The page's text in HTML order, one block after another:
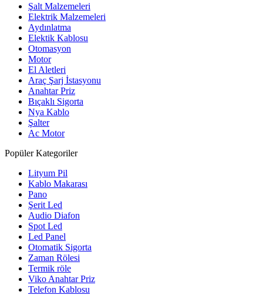
Şalt Malzemeleri
Elektrik Malzemeleri
Aydınlatma
Elektik Kablosu
Otomasyon
Motor
El Aletleri
Araç Şarj İstasyonu
Anahtar Priz
Bıçaklı Sigorta
Nya Kablo
Şalter
Ac Motor
Popüler Kategoriler
Lityum Pil
Kablo Makarası
Pano
Şerit Led
Audio Diafon
Spot Led
Led Panel
Otomatik Sigorta
Zaman Rölesi
Termik röle
Viko Anahtar Priz
Telefon Kablosu